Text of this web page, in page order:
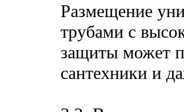
Размещение
трубами с
защиты может
сантехники и